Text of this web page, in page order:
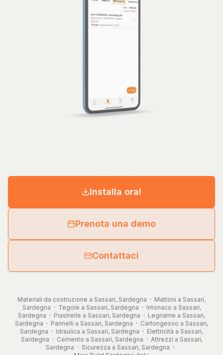
Installa ora!
Prenota una demo
Contattaci
Materiali da costruzione a Sassari, Sardegna · Mattoni a Sassari,
Sardegna · Tegole a Sassari, Sardegna · Intonaco a Sassari,
Sardegna · Piastrelle a Sassari, Sardegna · Legname a Sassari,
Sardegna · Pannelli a Sassari, Sardegna · Cartongesso a Sassari,
Sardegna · Idraulica a Sassari, Sardegna · Elettricità a Sassari,
Sardegna · Cemento a Sassari, Sardegna · Attrezzi a Sassari,
Sardegna · Sicurezza a Sassari, Sardegna ·